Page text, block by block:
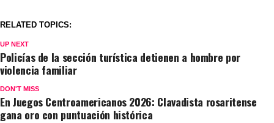
RELATED TOPICS:
UP NEXT
Policías de la sección turística detienen a hombre por
violencia familiar
DON'T MISS
En Juegos Centroamericanos 2026: Clavadista rosaritense
gana oro con puntuación histórica